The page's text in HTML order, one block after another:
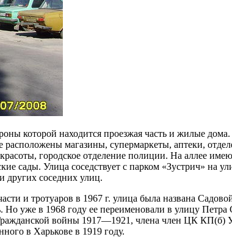
которой находится проезжая часть и жилые
магазины, супермаркеты, аптеки,
городское отделение полиции. На аллее
сады. Улица соседствует с парком «Зустрич» на
других соседних улиц.
и тротуаров в 1967 г. улица была названа
уже в 1968 году ее переименовали в улицу Петра
войны 1917—1921, члена член ЦК КП(б)
в Харькове в 1919 году.